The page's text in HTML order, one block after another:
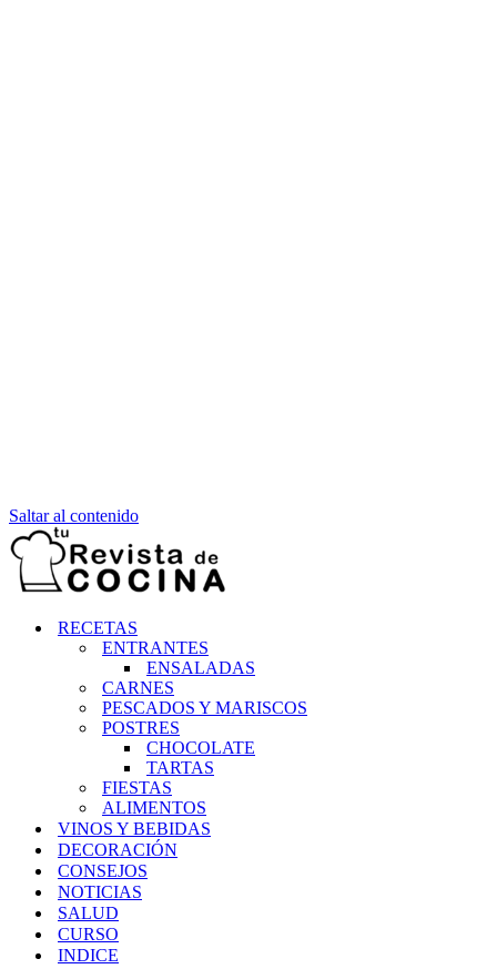
Saltar al contenido
RECETAS
ENTRANTES
ENSALADAS
CARNES
PESCADOS Y MARISCOS
POSTRES
CHOCOLATE
TARTAS
FIESTAS
ALIMENTOS
VINOS Y BEBIDAS
DECORACIÓN
CONSEJOS
NOTICIAS
SALUD
CURSO
INDICE